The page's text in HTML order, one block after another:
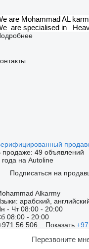
are Mohammad AL
are specialised in
продаже: 49 объявлений
года на Autoline
Подписаться на
Alkarmy
арабский,
- Чт08:00 - 20:00
08:00 - 20:00
56 506... Показать
Перезвоните